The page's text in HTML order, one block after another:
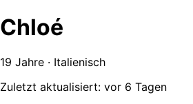
Chloé
19 Jahre · Italienisch
Zuletzt aktualisiert: vor 6 Tagen